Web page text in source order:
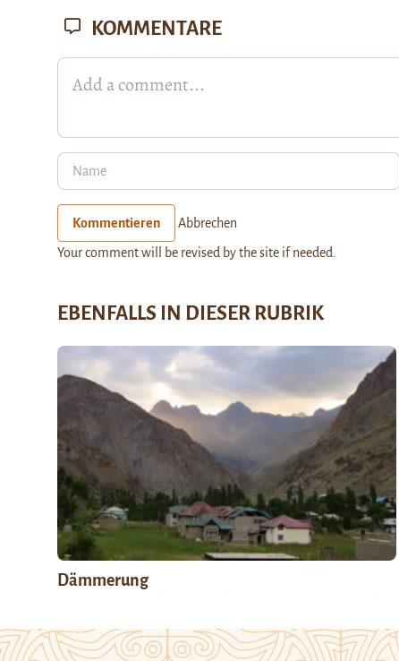
KOMMENTARE
Kommentieren Abbrechen
Your comment will be revised by the site if needed.
EBENFALLS IN DIESER RUBRIK
Dämmerung